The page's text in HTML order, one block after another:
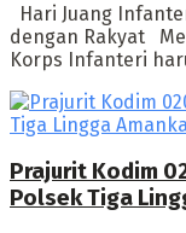
Hari Juang
dengan Rakyat
Korps Infanteri
Prajurit Kodim
Polsek Tiga